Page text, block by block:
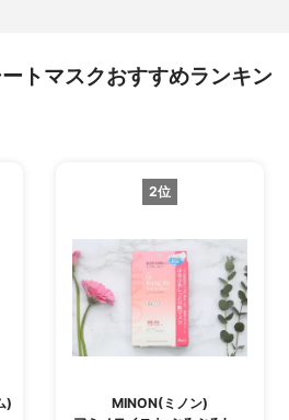
トマスクおすすめランキン
)
2位
MINON(ミノン)